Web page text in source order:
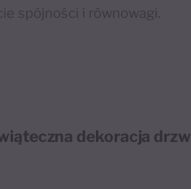
spójności i równowagi.
dekoracja